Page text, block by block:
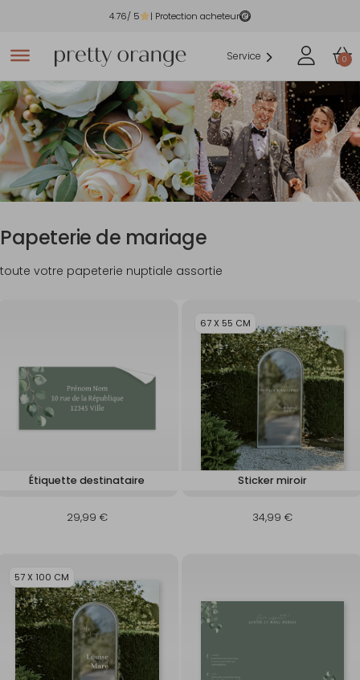
4.76/ 5 | Protection acheteur
Service 0
Papeterie de mariage
toute votre papeterie nuptiale assortie
Étiquette destinataire
29,99 €
Sticker miroir
67 X 55 CM
34,99 €
57 X 100 CM